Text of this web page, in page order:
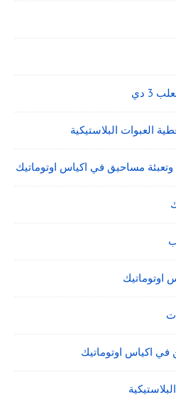
3 دي
العبوات البلاستيكية
مساحيق في اكياس اوتوماتيك
اوتوماتيك
في اكياس اوتوماتيك